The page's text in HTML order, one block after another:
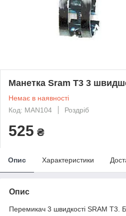
Манетка Sram T3 3
Немає в наявності
Код: MAN104
Роздріб
525 ₴
Опис Характеристики
Опис
Перемикач 3 швидкості SRAM T3.